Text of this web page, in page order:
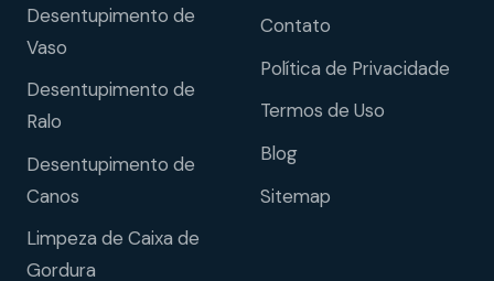
Desentupimento de
Vaso
Desentupimento de
Ralo
Desentupimento de
Canos
Limpeza de Caixa de
Gordura
Contato
Política de Privacidade
Termos de Uso
Blog
Sitemap